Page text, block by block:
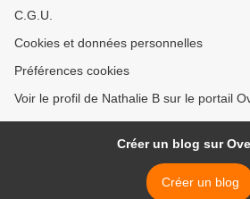
C.G.U.
Cookies et données personnelles
Préférences cookies
Voir le profil de Nathalie B sur le portail
Créer un blog sur
Créer un blog